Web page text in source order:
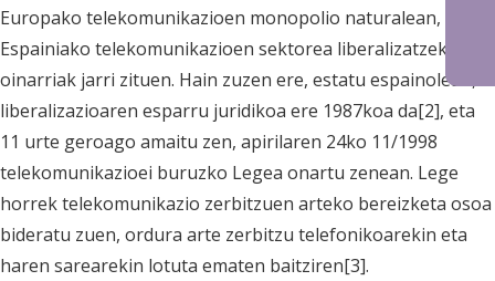
Europako telekomunikazioen monopolio naturalean, eta
Espainiako telekomunikazioen sektorea liberalizatzeko
oinarriak jarri zituen. Hain zuzen ere, estatu espainolean,
liberalizazioaren esparru juridikoa ere 1987koa da[2], eta
11 urte geroago amaitu zen, apirilaren 24ko 11/1998
telekomunikazioei buruzko Legea onartu zenean. Lege
horrek telekomunikazio zerbitzuen arteko bereizketa osoa
bideratu zuen, ordura arte zerbitzu telefonikoarekin eta
haren sarearekin lotuta ematen baitziren[3].